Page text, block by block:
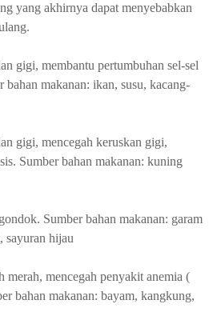
yang akhirnya dapat menyebabkan
gigi, membantu pertumbuhan sel-sel
bahan makanan: ikan, susu, kacang-
gigi, mencegah keruskan gigi,
Sumber bahan makanan: kuning
Sumber bahan makanan: garam
sayuran hijau
merah, mencegah penyakit anemia (
bahan makanan: bayam, kangkung,